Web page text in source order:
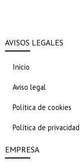
AVISOS LEGALES
Inicio
Aviso legal
Política de cookies
Política de privacidad
EMPRESA